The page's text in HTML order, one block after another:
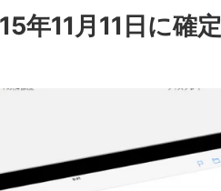
年11月11日に確定